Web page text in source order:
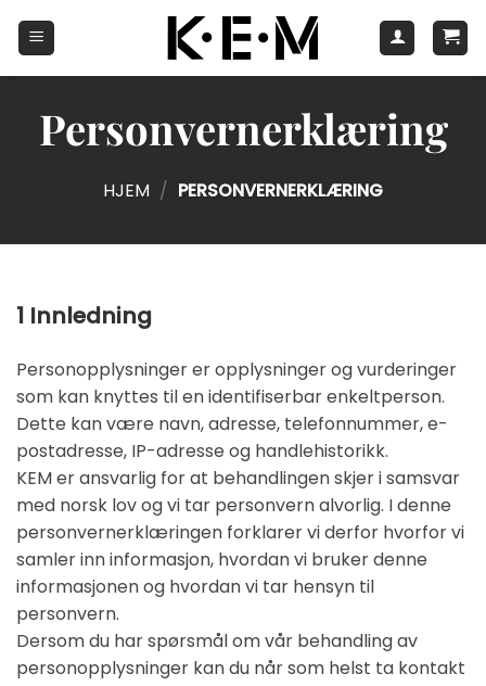
Personvernerklæring
HJEM / PERSONVERNERKLÆRING
1 Innledning
Personopplysninger er opplysninger og vurderinger
som kan knyttes til en identifiserbar enkeltperson.
Dette kan være navn, adresse, telefonnummer, e-
postadresse, IP-adresse og handlehistorikk.
KEM er ansvarlig for at behandlingen skjer i samsvar
med norsk lov og vi tar personvern alvorlig. I denne
personvernerklæringen forklarer vi derfor hvorfor vi
samler inn informasjon, hvordan vi bruker denne
informasjonen og hvordan vi tar hensyn til
personvern.
Dersom du har spørsmål om vår behandling av
personopplysninger kan du når som helst ta kontakt